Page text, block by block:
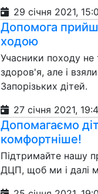
29 січня 2021,
Допомога
ходою
Учасники походу не
здоров'я, але і
Запорізьких дітей.
27 січня 2021,
Допомагаємо
комфортніше!
Підтримайте нашу
ДЦП, щоб ми і далі